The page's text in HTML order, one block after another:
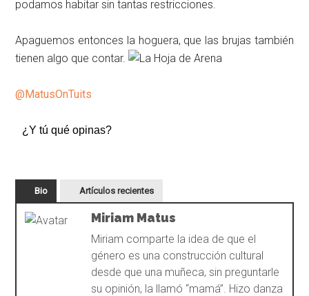
podamos habitar sin tantas restricciones.
Apaguemos entonces la hoguera, que las brujas también
tienen algo que contar.
@MatusOnTuits
¿Y tú qué opinas?
Bio Artículos recientes
Miriam Matus
Miriam comparte la idea de que el
género es una construcción cultural
desde que una muñeca, sin preguntarle
su opinión, la llamó “mamá”. Hizo danza